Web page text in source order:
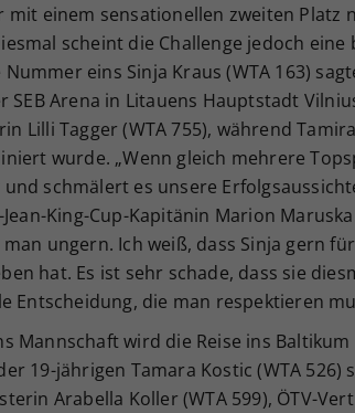
mit einem sensationellen zweiten
scheint die Challenge jedoch
eins Sinja Kraus (WTA 163)
SEB Arena in Litauens Hauptstadt
Lilli Tagger (WTA 755), während
wurde. „Wenn gleich mehrere
schmälert es unsere
King-Cup-Kapitänin Marion
ungern. Ich weiß, dass Sinja gern
hat. Es ist sehr schade, dass sie
Entscheidung, die man respektieren
Mannschaft wird die Reise ins
19-jährigen Tamara Kostic (WTA
Arabella Koller (WTA 599), ÖTV-